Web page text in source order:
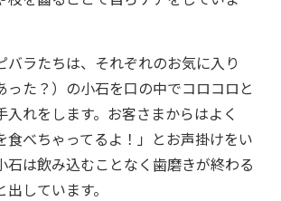
ラたちは、それぞれのお気に入り
った？）の小石を口の中でコロコロと
れをします。お客さまからはよく
食べちゃってるよ！」とお声掛けをい
石は飲み込むことなく歯磨きが終わる
しています。